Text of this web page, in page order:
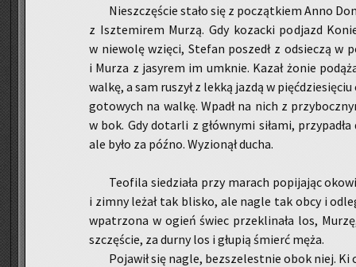
Nie­szczę­ście stało się z po­cząt­kiem Anno
z Isz­te­mi­rem Murzą. Gdy ko­zac­ki pod­jazd
w nie­wo­lę wzię­ci, Ste­fan po­szedł z od­sie­czą w
i Murza z ja­sy­rem im umknie. Kazał żonie
walkę, a sam ru­szył z lekką jazdą w
go­to­wych na walkę. Wpadł na nich z
w bok. Gdy do­tar­li z głów­ny­mi si­ła­mi,
ale było za późno. Wy­zio­nął ducha.
Teo­fi­la sie­dzia­ła przy ma­rach po­pi­ja­jąc
i zimny leżał tak bli­sko, ale nagle tak obcy i
wpa­trzo­na w ogień świec prze­kli­na­ła los,
szczę­ście, za durny los i głu­pią śmierć męża.
Po­ja­wił się nagle, bez­sze­lest­nie obok niej. Ki